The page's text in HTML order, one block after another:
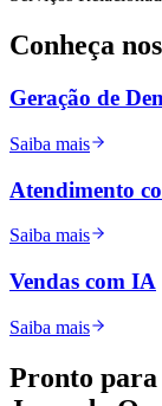
Conheça
Geração de
Saiba mais
Atendimento
Saiba mais
Vendas com IA
Saiba mais
Pronto para